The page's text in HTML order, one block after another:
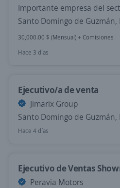
Importante empresa del
Santo Domingo de
30,000.00 $ (Mensual) + Comisiones
Hace 3 días
Ejecutivo/a de venta
Jimarix Group
Santo Domingo de
Hace 4 días
Ejecutivo de Ventas
Peravia Motors